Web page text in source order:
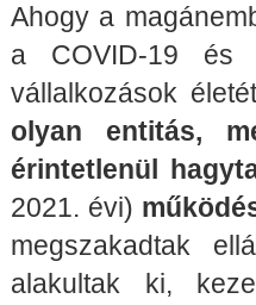
Ahogy a
a COVID-19 és
vállalkozások
olyan entitás,
érintetlenül
2021. évi)
megszakadtak
alakultak ki,